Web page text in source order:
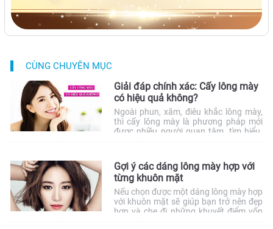
CÙNG CHUYÊN MỤC
Giải đáp chính xác: Cấy lông mày
có hiệu quả không?
Ngoài phun, xăm, điêu khắc lông mày,
thì cấy lông mày là phương pháp mới
được nhiều người quan tâm, tìm hiểu.
hỏi được rất nhiều người thắc mắc. Hãy
cùng đi tìm câu trả lời trong bài […]
Gợi ý các dáng lông mày hợp với
từng khuôn mặt
Nếu chọn được một dáng lông mày hợp
với khuôn mặt sẽ giúp bạn trở nên đẹp
hơn và che đi những khuyết điểm vốn